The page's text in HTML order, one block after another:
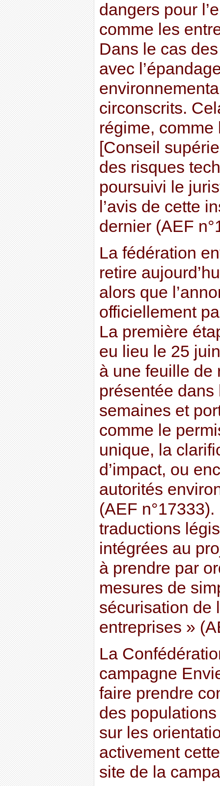
dangers pour
comme les
Dans le cas
avec
circonscrits.
régime, comme
[Conseil
des risques
poursuivi le
l’avis de cette
dernier (AEF
La fédération
retire
alors que
officiellement
La première
eu lieu le 25
à une feuille de
présentée
semaines et
comme le
unique, la
d’impact, ou
autorités
(AEF
traductions
intégrées au
à prendre par
mesures de
sécurisation de
entreprises »
La
campagne
faire prendre
des
sur les
activement
site de la